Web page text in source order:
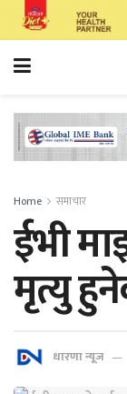
Home समाचार
ईभी
मृत्यु
धारणा न्यूज